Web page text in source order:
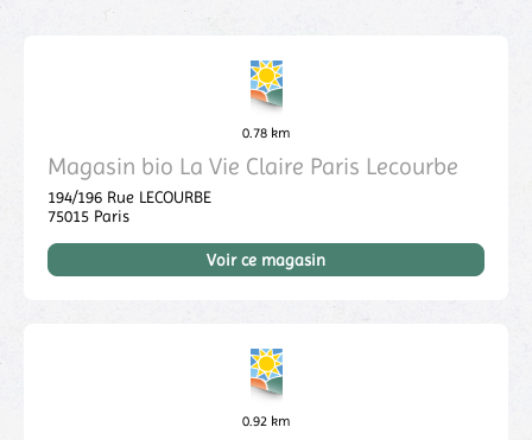
0.78 km
Magasin bio La Vie Claire Paris Lecourbe
194/196 Rue LECOURBE
75015 Paris
Voir ce magasin
0.92 km